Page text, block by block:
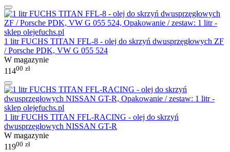
1 litr FUCHS TITAN FFL-8 - olej do skrzyń dwusprzęgłowych ZF
/ Porsche PDK, VW G 055 524
W magazynie
11400 zł
1 litr FUCHS TITAN FFL-RACING - olej do skrzyń
dwusprzęgłowych NISSAN GT-R
W magazynie
11900 zł